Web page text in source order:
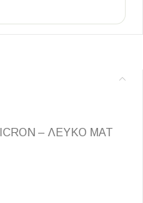
– ΛΕΥΚΟ ΜΑΤ